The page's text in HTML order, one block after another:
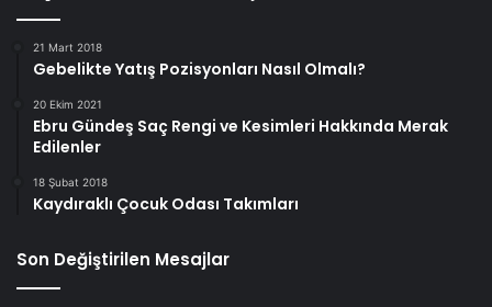
21 Mart 2018
Gebelikte Yatış Pozisyonları Nasıl Olmalı?
20 Ekim 2021
Ebru Gündeş Saç Rengi ve Kesimleri Hakkında Merak
Edilenler
18 Şubat 2018
Kaydıraklı Çocuk Odası Takımları
Son Değiştirilen Mesajlar